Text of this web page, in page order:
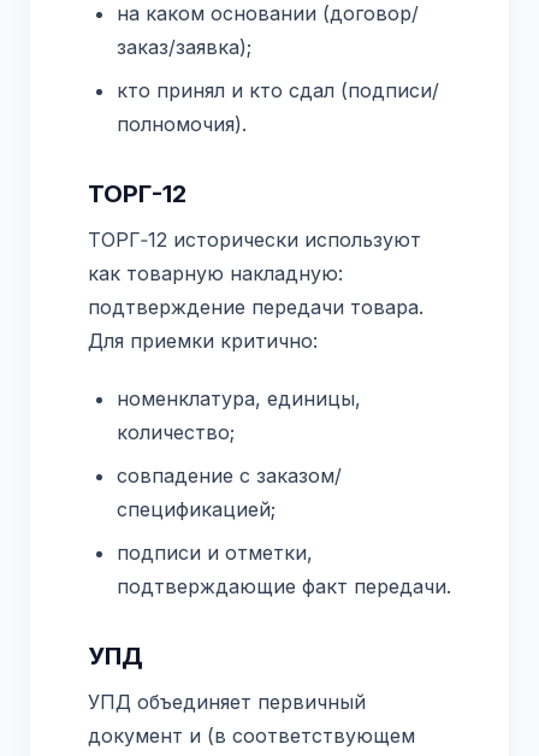
на каком основании (договор/
заказ/заявка);
кто принял и кто сдал (подписи/
полномочия).
ТОРГ-12
ТОРГ‑12 исторически используют
как товарную накладную:
подтверждение передачи товара.
Для приемки критично:
номенклатура, единицы,
количество;
совпадение с заказом/
спецификацией;
подписи и отметки,
подтверждающие факт передачи.
УПД
УПД объединяет первичный
документ и (в соответствующем